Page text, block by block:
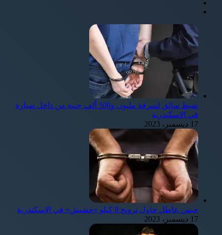
ضبط سائق لسرقة مليون و500 ألف جنيه من داخل سيارة
في الإسكندرية
17 ديسمبر، 2023
حبس عاطل حاول ترويج 8 كيلو «حشيش» في الإسكندرية
17 ديسمبر، 2023